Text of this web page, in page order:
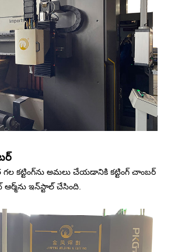
కట్టింగ్‌ను అమలు చేయడానికి కట్టింగ్ చాంబర్
ఇన్‌స్టాల్ చేసింది.